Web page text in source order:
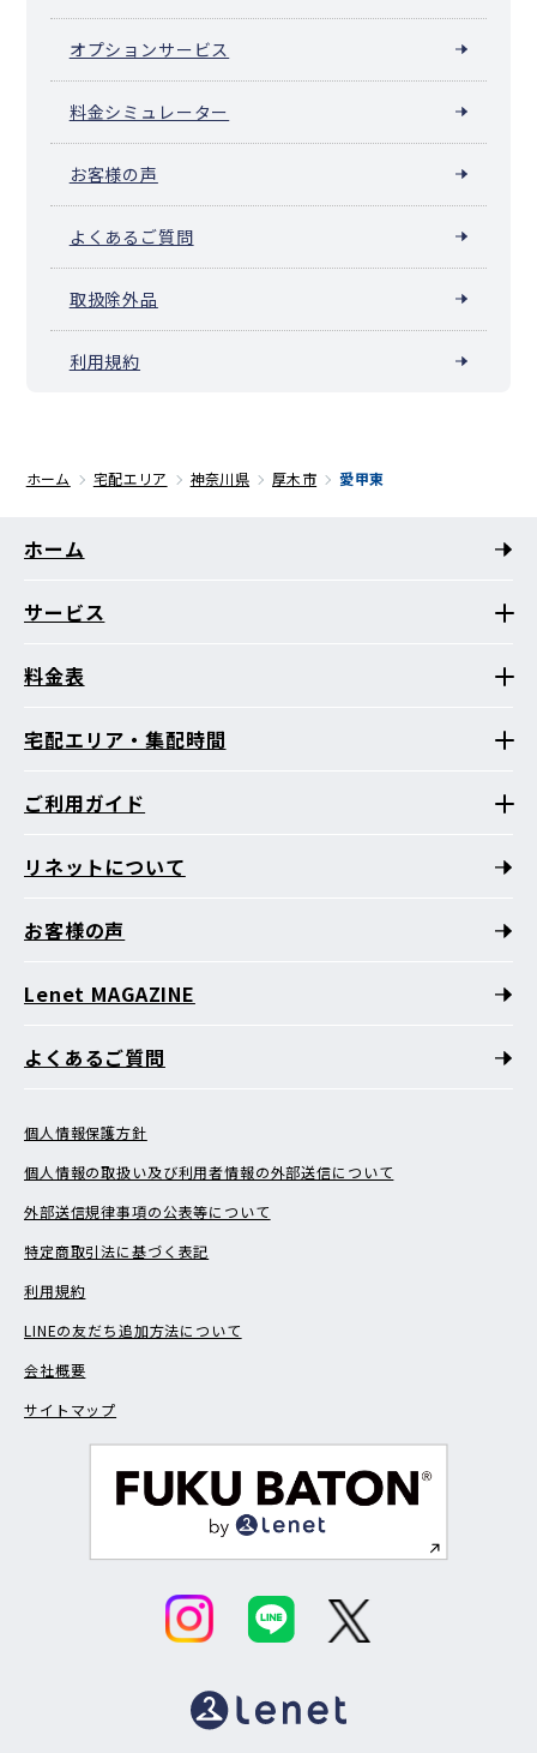
オプションサービス
料金シミュレーター
お客様の声
よくあるご質問
取扱除外品
利用規約
ホーム 宅配エリア 神奈川県 厚木市 愛甲東
ホーム
サービス
料金表
宅配エリア・集配時間
ご利用ガイド
リネットについて
お客様の声
Lenet MAGAZINE
よくあるご質問
個人情報保護方針
個人情報の取扱い及び利用者情報の外部送信について
外部送信規律事項の公表等について
特定商取引法に基づく表記
利用規約
LINEの友だち追加方法について
会社概要
サイトマップ